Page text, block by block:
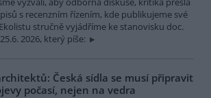
s recenzním řízením, kde publikujeme své
stručně vyjádříme ke stanovisku doc.
2026, který píše:
Česká sídla se musí připravit
počasí, nejen na vedra